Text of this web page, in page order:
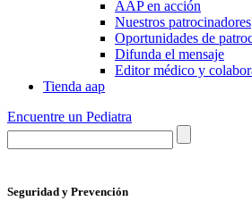
AAP en acción
Nuestros patrocinadores
Oportunidades de
Difunda el mensaje
Editor médico y
Tienda aap
Encuentre un Pediatra
Seguridad y Prevención